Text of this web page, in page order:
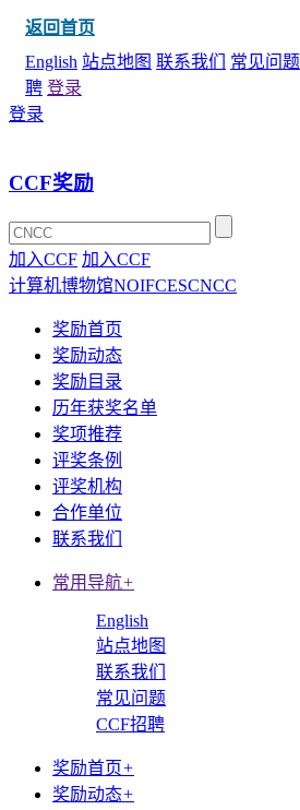
返回首页
English 站点地图 联系我们 常见问题
聘 登录
登录
CCF奖励
加入CCF 加入CCF
计算机博物馆NOIFCESCNCC
奖励首页
奖励动态
奖励目录
历年获奖名单
奖项推荐
评奖条例
评奖机构
合作单位
联系我们
常用导航+
English
站点地图
联系我们
常见问题
CCF招聘
奖励首页+
奖励动态+